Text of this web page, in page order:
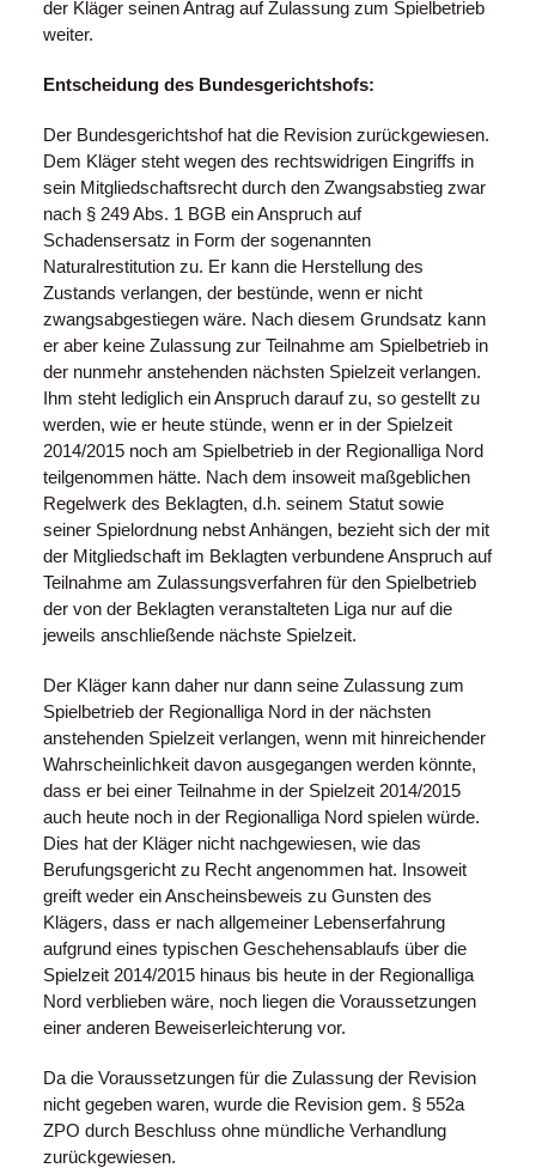
der Kläger seinen Antrag auf Zulassung zum Spielbetrieb
weiter.
Entscheidung des Bundesgerichtshofs:
Der Bundesgerichtshof hat die Revision zurückgewiesen.
Dem Kläger steht wegen des rechtswidrigen Eingriffs in
sein Mitgliedschaftsrecht durch den Zwangsabstieg zwar
nach § 249 Abs. 1 BGB ein Anspruch auf
Schadensersatz in Form der sogenannten
Naturalrestitution zu. Er kann die Herstellung des
Zustands verlangen, der bestünde, wenn er nicht
zwangsabgestiegen wäre. Nach diesem Grundsatz kann
er aber keine Zulassung zur Teilnahme am Spielbetrieb in
der nunmehr anstehenden nächsten Spielzeit verlangen.
Ihm steht lediglich ein Anspruch darauf zu, so gestellt zu
werden, wie er heute stünde, wenn er in der Spielzeit
2014/2015 noch am Spielbetrieb in der Regionalliga Nord
teilgenommen hätte. Nach dem insoweit maßgeblichen
Regelwerk des Beklagten, d.h. seinem Statut sowie
seiner Spielordnung nebst Anhängen, bezieht sich der mit
der Mitgliedschaft im Beklagten verbundene Anspruch auf
Teilnahme am Zulassungsverfahren für den Spielbetrieb
der von der Beklagten veranstalteten Liga nur auf die
jeweils anschließende nächste Spielzeit.
Der Kläger kann daher nur dann seine Zulassung zum
Spielbetrieb der Regionalliga Nord in der nächsten
anstehenden Spielzeit verlangen, wenn mit hinreichender
Wahrscheinlichkeit davon ausgegangen werden könnte,
dass er bei einer Teilnahme in der Spielzeit 2014/2015
auch heute noch in der Regionalliga Nord spielen würde.
Dies hat der Kläger nicht nachgewiesen, wie das
Berufungsgericht zu Recht angenommen hat. Insoweit
greift weder ein Anscheinsbeweis zu Gunsten des
Klägers, dass er nach allgemeiner Lebenserfahrung
aufgrund eines typischen Geschehensablaufs über die
Spielzeit 2014/2015 hinaus bis heute in der Regionalliga
Nord verblieben wäre, noch liegen die Voraussetzungen
einer anderen Beweiserleichterung vor.
Da die Voraussetzungen für die Zulassung der Revision
nicht gegeben waren, wurde die Revision gem. § 552a
ZPO durch Beschluss ohne mündliche Verhandlung
zurückgewiesen.